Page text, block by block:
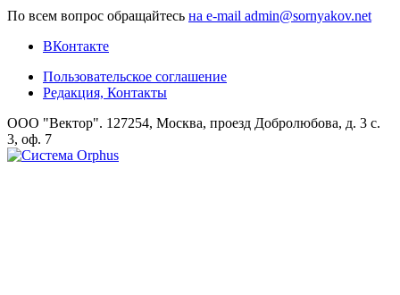
По всем вопрос обращайтесь на e-mail admin@sornyakov.net
ВКонтакте
Пользовательское соглашение
Редакция, Контакты
ООО "Вектор". 127254, Москва, проезд Добролюбова, д. 3 с.
3, оф. 7